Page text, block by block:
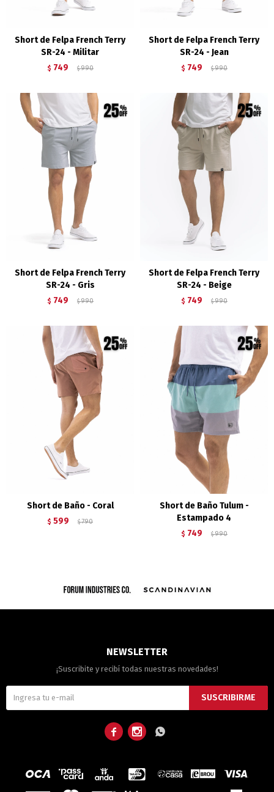
Short de Felpa French Terry
SR-24 - Militar
$ 749 $ 990
Short de Felpa French Terry
SR-24 - Jean
$ 749 $ 990
Short de Felpa French Terry
SR-24 - Gris
$ 749 $ 990
Short de Felpa French Terry
SR-24 - Beige
$ 749 $ 990
Short de Baño - Coral
$ 599 $ 790
Short de Baño Tulum -
Estampado 4
$ 749 $ 990
NEWSLETTER
¡Suscribite y recibí todas nuestras novedades!
SUSCRIBIRME
  